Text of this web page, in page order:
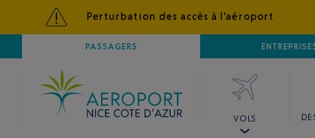
Perturbation des accès à l'aéroport
PASSAGERS
AÉROPORTNICE CÔTE D'AZUR
VOLS